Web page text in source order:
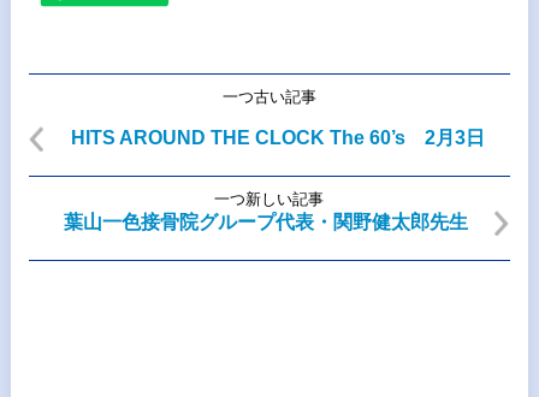
一つ古い記事
HITS AROUND THE CLOCK The 60’s 2月3日
一つ新しい記事
葉山一色接骨院グループ代表・関野健太郎先生